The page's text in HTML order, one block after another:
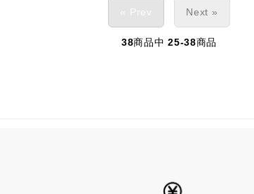
« Prev Next »
38商品中 25-38商品